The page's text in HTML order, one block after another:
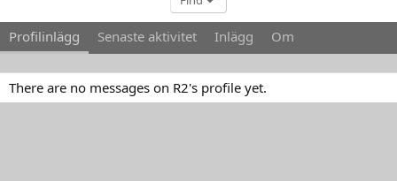
Profilinlägg Senaste aktivitet Inlägg Om
There are no messages on R2's profile yet.